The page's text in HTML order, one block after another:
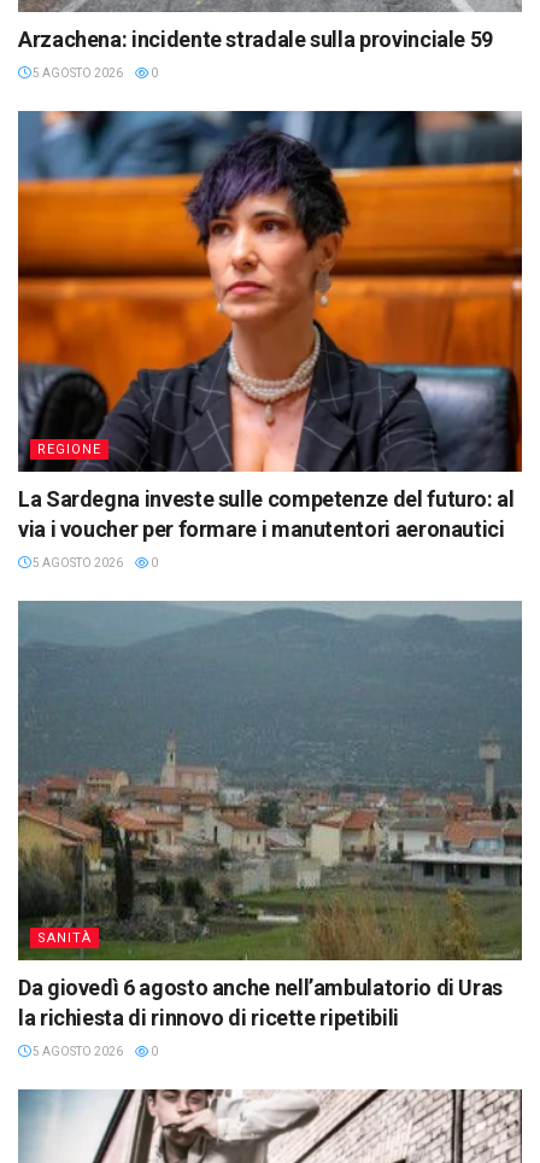
Arzachena: incidente stradale sulla provinciale 59
5 AGOSTO 2026 0
REGIONE
La Sardegna investe sulle competenze del futuro: al
via i voucher per formare i manutentori aeronautici
5 AGOSTO 2026 0
SANITÀ
Da giovedì 6 agosto anche nell’ambulatorio di Uras
la richiesta di rinnovo di ricette ripetibili
5 AGOSTO 2026 0